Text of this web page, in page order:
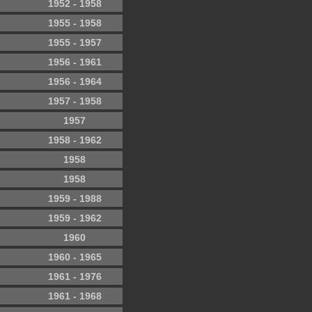
1952 - 1958
1955 - 1958
1955 - 1957
1956 - 1961
1956 - 1964
1957 - 1958
1957
1958 - 1962
1958
1958
1959 - 1988
1959 - 1962
1960
1960 - 1965
1961 - 1976
1961 - 1968